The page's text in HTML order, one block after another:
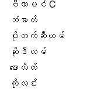
ဗီတာမင် C
သံဓာတ်
ပိုတက်ဆီယမ်
ဆိုဒီယမ်
ဖောလိတ်
ကိုလင်း